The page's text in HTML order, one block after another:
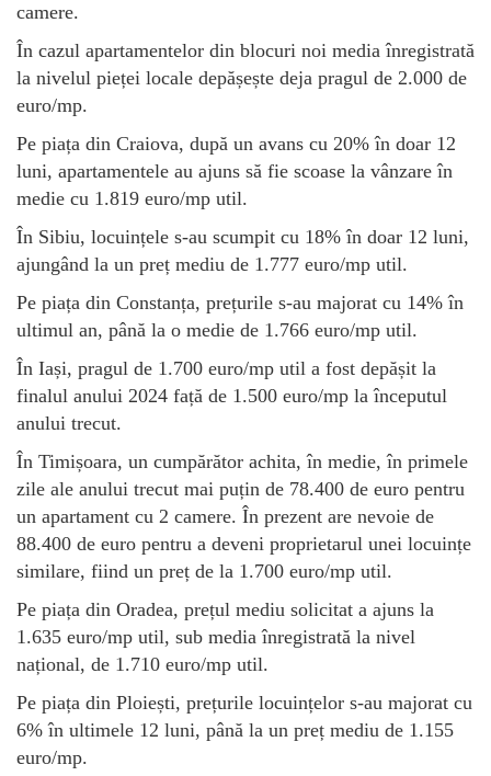
camere.
În cazul apartamentelor din blocuri noi media înregistrată
la nivelul pieței locale depășește deja pragul de 2.000 de
euro/mp.
Pe piața din Craiova, după un avans cu 20% în doar 12
luni, apartamentele au ajuns să fie scoase la vânzare în
medie cu 1.819 euro/mp util.
În Sibiu, locuințele s-au scumpit cu 18% în doar 12 luni,
ajungând la un preț mediu de 1.777 euro/mp util.
Pe piața din Constanța, prețurile s-au majorat cu 14% în
ultimul an, până la o medie de 1.766 euro/mp util.
În Iași, pragul de 1.700 euro/mp util a fost depășit la
finalul anului 2024 față de 1.500 euro/mp la începutul
anului trecut.
În Timișoara, un cumpărător achita, în medie, în primele
zile ale anului trecut mai puțin de 78.400 de euro pentru
un apartament cu 2 camere. În prezent are nevoie de
88.400 de euro pentru a deveni proprietarul unei locuințe
similare, fiind un preț de la 1.700 euro/mp util.
Pe piața din Oradea, prețul mediu solicitat a ajuns la
1.635 euro/mp util, sub media înregistrată la nivel
național, de 1.710 euro/mp util.
Pe piața din Ploiești, prețurile locuințelor s-au majorat cu
6% în ultimele 12 luni, până la un preț mediu de 1.155
euro/mp.